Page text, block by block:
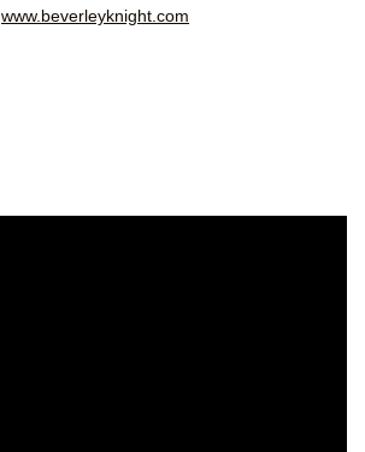
www.beverleyknight.com